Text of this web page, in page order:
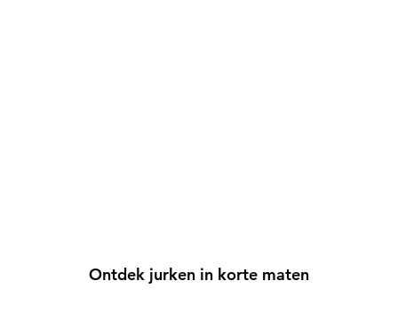
Ontdek jurken in korte maten